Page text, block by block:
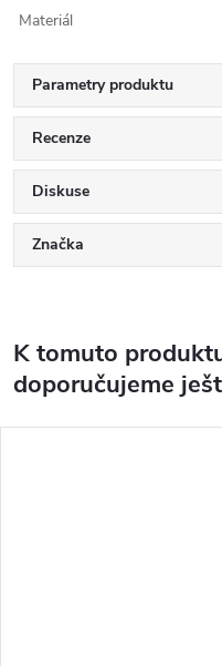
Materiál
Parametry produktu
Recenze
Diskuse
Značka
K tomuto
doporučujeme